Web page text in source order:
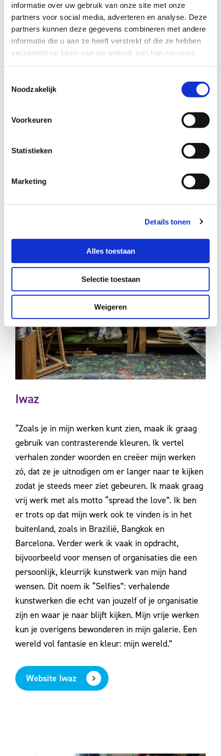
informatie over uw gebruik van onze site met onze
partners voor social media, adverteren en analyse. Deze
partners kunnen deze gegevens combineren met andere
informatie die u aan ze heeft verstrekt of die ze hebben
verzameld op basis van uw gebruik van hun services.
Noodzakelijk
Voorkeuren
Statistieken
Marketing
Details tonen
Alles toestaan
Selectie toestaan
Weigeren
bereiken en losmaken. Deel met mij en mijn
collega’s tijdens de oplaadmomenten gerust je
gedachten. De enthousiaste maar ook de twijfels.
Samen kunnen we deze tijd draaglijk en zelfs mooi
maken. Ik wil je graag zeggen: Ga uit je hoofd, naar
Iwaz
“Zoals je in mijn werken kunt zien, maak ik graag
gebruik van contrasterende kleuren. Ik vertel
verhalen zonder woorden en creëer mijn werken
zó, dat ze je uitnodigen om er langer naar te kijken
zodat je steeds meer ziet gebeuren. Ik maak graag
vrij werk met als motto “spread the love”. Ik ben
er trots op dat mijn werk ook te vinden is in het
buitenland, zoals in Brazilië, Bangkok en
Barcelona. Verder werk ik vaak in opdracht,
bijvoorbeeld voor mensen of organisaties die een
persoonlijk, kleurrijk kunstwerk van mijn hand
wensen. Dit noem ik “Selfies”: verhalende
kunstwerken die echt van jouzelf of je organisatie
zijn en waar je naar blijft kijken. Mijn vrije werken
kun je overigens bewonderen in mijn galerie. Een
wereld vol fantasie en kleur: mijn wereld.”
Website Iwaz